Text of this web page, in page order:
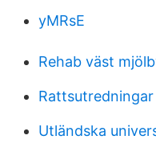
yMRsE
Rehab väst
Rattsutredningar
Utländska